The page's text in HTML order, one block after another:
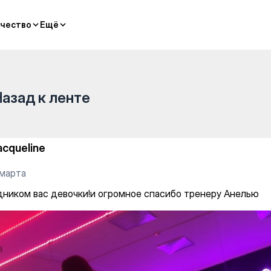
Ещё
Ещё
and Pilates
к ленте
вас девочки!и огромное спасибо тренеру Анелью